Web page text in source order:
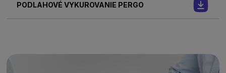
PODLAHOVÉ VYKUROVANIE PERGO